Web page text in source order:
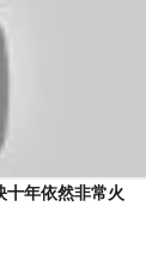
十年依然非常火